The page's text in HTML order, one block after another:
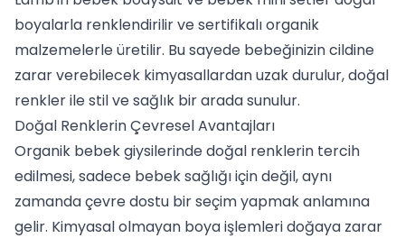
boyalarla renklendirilir ve sertifikalı organik
malzemelerle üretilir. Bu sayede bebeğinizin cildine
zarar verebilecek kimyasallardan uzak durulur, doğal
renkler ile stil ve sağlık bir arada sunulur.
Doğal Renklerin Çevresel Avantajları
Organik bebek giysilerinde doğal renklerin tercih
edilmesi, sadece bebek sağlığı için değil, aynı
zamanda çevre dostu bir seçim yapmak anlamına
gelir. Kimyasal olmayan boya işlemleri doğaya zarar